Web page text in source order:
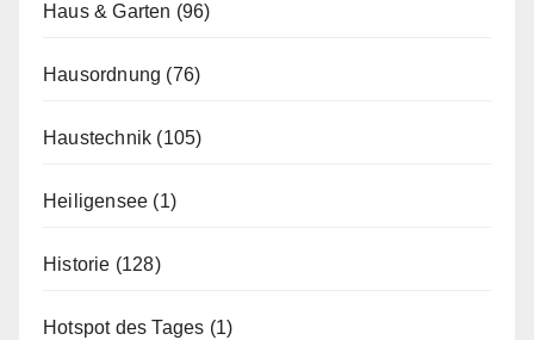
Haus & Garten (96)
Hausordnung (76)
Haustechnik (105)
Heiligensee (1)
Historie (128)
Hotspot des Tages (1)